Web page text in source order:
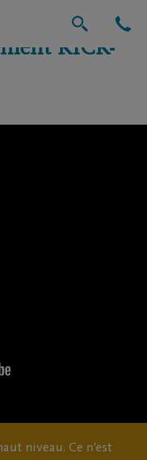
KICK-
niveau. Ce n’est